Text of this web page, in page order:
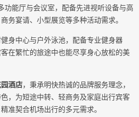
功能厅与会议室，配备先进视听设备与高
务宴请、小型展览等多种活动需求。
身中心与户外泳池，配备专业健身器
在繁忙的旅途中也能尽享身心放松的美
酒店，秉承明快热诚的品牌服务理念，
，为短途中转、轻商务及家庭出行宾客
准契合机场出行的多元需求。